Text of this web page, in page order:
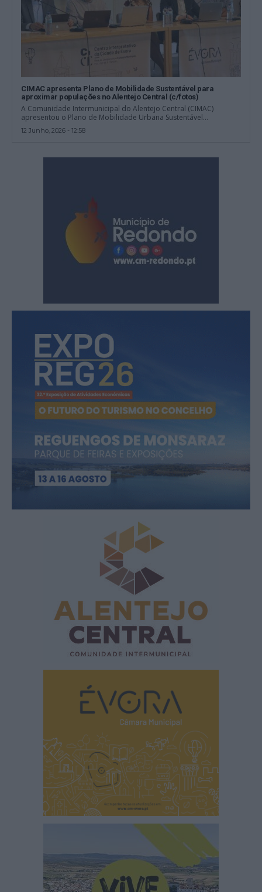
CIMAC apresenta Plano de Mobilidade Sustentável para
aproximar populações no Alentejo Central (c/fotos)
A Comunidade Intermunicipal do Alentejo Central (CIMAC)
apresentou o Plano de Mobilidade Urbana Sustentável...
12 Junho, 2026 - 12:58